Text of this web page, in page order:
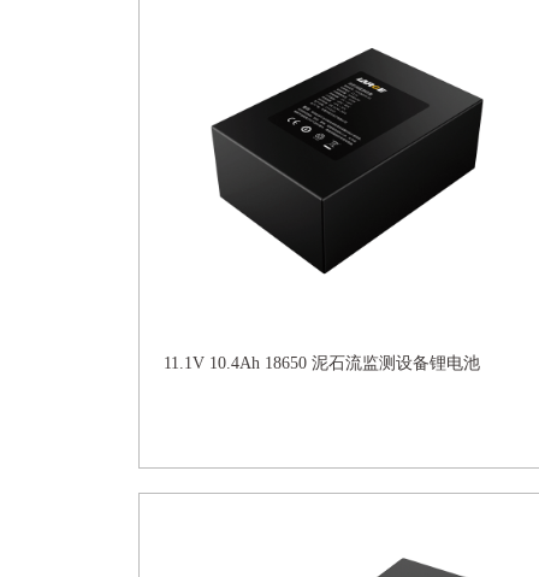
11.1V 10.4Ah 18650 泥石流监测设备锂电池